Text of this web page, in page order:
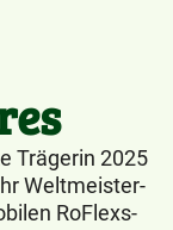
Trägerin 2025
Weltmeister-
RoFlexs-